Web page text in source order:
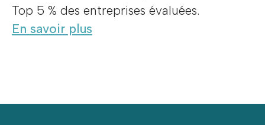
Top 5 % des entreprises évaluées.
En savoir plus